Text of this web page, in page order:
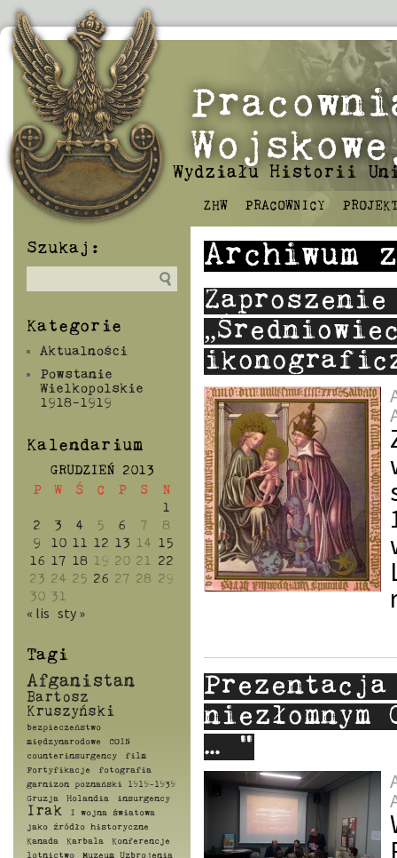
Wydziału Historii
ZHW PRACOWNICY
Szukaj:
Kategorie
Aktualności
Powstanie
Wielkopolskie
1918-1919
Kalendarium
GRUDZIEŃ 2013
P
W Ś C P S
N
1
2
3 4 5 6 7
8
9
10 11 12 13 14 15
16 17 18 19 20 21 22
23 24 25 26 27 28 29
30 31
« lis sty »
Tagi
Afganistan
Bartosz
Kruszyński
bezpieczeństwo
międzynarodowe
COIN
counterinsurgency
film
Fortyfikacje
fotografia
garnizon poznański 1919-1939
Gruzja
Holandia insurgency
Irak
I wojna światowa
jako źródło historyczne
Kanada
Karbala
Konferencje
lotnictwo
Muzeum Uzbrojenia
Archiwum
Prezentacja
niezłomnym
… ”